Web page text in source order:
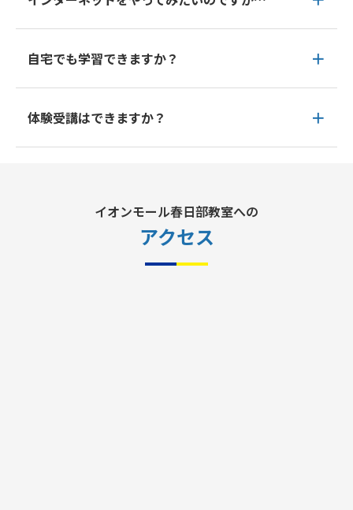
自宅でも学習できますか？
体験受講はできますか？
イオンモール春日部教室への
アクセス